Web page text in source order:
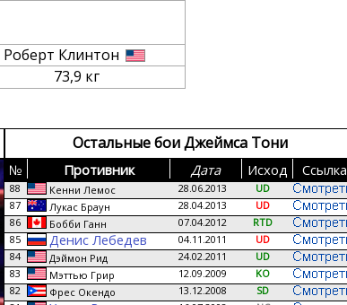
Роберт Клинтон
73,9 кг
Остальные бои Джеймса Тони
№ Противник Дата Исход Сcылка
88 Кенни Лемос 28.06.2013
UD
87
Лукас Браун 28.04.2013
UD
86
Бобби Ганн 07.04.2012
RTD
85
Денис Лебедев 04.11.2011
UD
84
Дэймон Рид 24.02.2011
UD
83
Мэттью Грир 12.09.2009
KO
82
Фрес Окендо 13.12.2008
SD